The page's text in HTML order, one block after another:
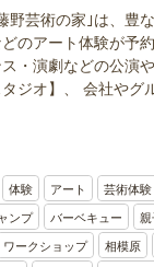
野芸術の家｣は、豊
どのアート体験が予
ス・演劇などの公演
タジオ】、 会社やグ
体験 アート 芸術体験
ンプ バーベキュー 親
ワークショップ 相模原